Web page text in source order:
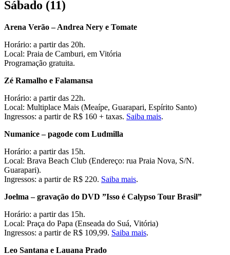
Sábado (11)
Arena Verão – Andrea Nery e Tomate
Horário: a partir das 20h.
Local: Praia de Camburi, em Vitória
Programação gratuita.
Zé Ramalho e Falamansa
Horário: a partir das 22h.
Local: Multiplace Mais (Meaípe, Guarapari, Espírito Santo)
Ingressos: a partir de R$ 160 + taxas. Saiba mais.
Numanice – pagode com Ludmilla
Horário: a partir das 15h.
Local: Brava Beach Club (Endereço: rua Praia Nova, S/N.
Guarapari).
Ingressos: a partir de R$ 220. Saiba mais.
Joelma – gravação do DVD ”Isso é Calypso Tour Brasil”
Horário: a partir das 15h.
Local: Praça do Papa (Enseada do Suá, Vitória)
Ingressos: a partir de R$ 109,99. Saiba mais.
Leo Santana e Lauana Prado